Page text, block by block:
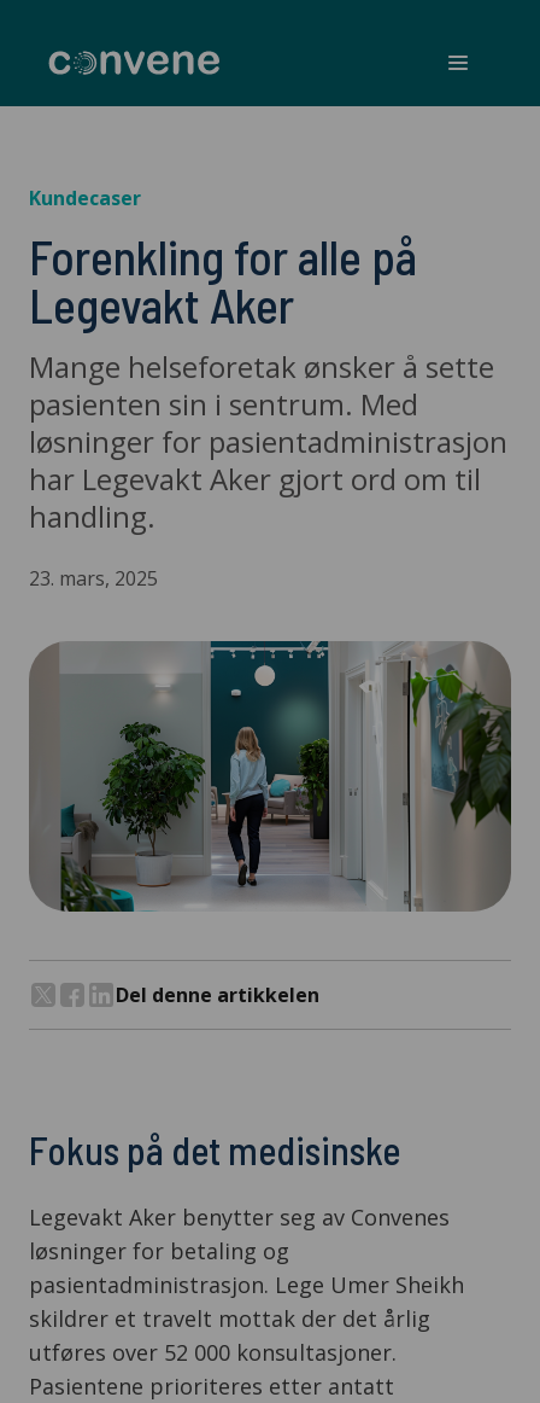
Convene
Kundecaser
Forenkling for alle på
Legevakt Aker
Mange helseforetak ønsker å sette
pasienten sin i sentrum. Med
løsninger for pasientadministrasjon
har Legevakt Aker gjort ord om til
handling.
23. mars, 2025
Del denne artikkelen
Fokus på det medisinske
Legevakt Aker benytter seg av Convenes
løsninger for betaling og
pasientadministrasjon. Lege Umer Sheikh
skildrer et travelt mottak der det årlig
utføres over 52 000 konsultasjoner.
Pasientene prioriteres etter antatt